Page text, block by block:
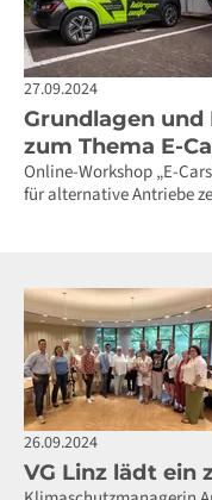
27.09.2024
Grundlagen und
zum Thema E-
Online-Workshop „E-
für alternative Antriebe
26.09.2024
VG Linz lädt ein